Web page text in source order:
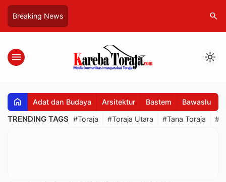
Breaking News search
menu light_mode
home Adat dan Budaya Arsitektur Bastem Bawaslu
TRENDING TAGS #Toraja #Toraja Utara #Tana Toraja